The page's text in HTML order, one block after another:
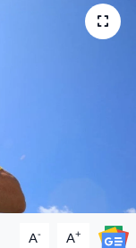
A- A+